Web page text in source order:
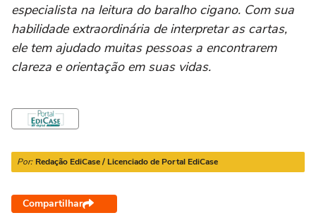
especialista na leitura do baralho cigano. Com sua
habilidade extraordinária de interpretar as cartas,
ele tem ajudado muitas pessoas a encontrarem
clareza e orientação em suas vidas.
Por: Redação EdiCase / Licenciado de Portal EdiCase
Compartilhar